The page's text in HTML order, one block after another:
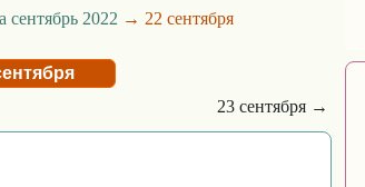
сентябрь 2022 → 22 сентября
23 сентября →